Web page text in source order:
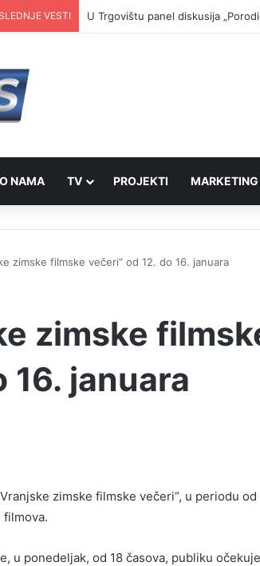
VESTI U Trgovištu panel diskusija
O NAMA TV PROJEKTI MARKETING
zimske filmske večeri“ od 12. do 16. januara
zimske
16. januara
zimske filmske večeri“, u periodu od
u ponedeljak, od 18 časova, publiku